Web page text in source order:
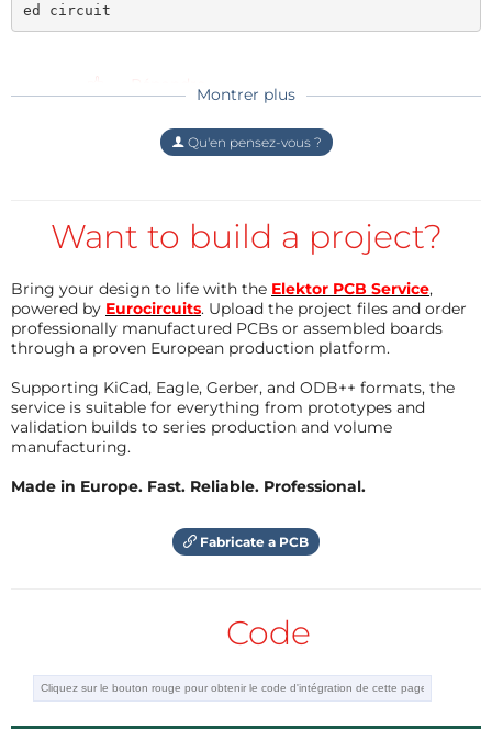
ed circuit
RépondreMontrer plus
Qu'en pensez-vous ?
Want to build a project?
Bring your design to life with the Elektor PCB Service,
powered by Eurocircuits. Upload the project files and order
professionally manufactured PCBs or assembled boards
through a proven European production platform.
Supporting KiCad, Eagle, Gerber, and ODB++ formats, the
service is suitable for everything from prototypes and
validation builds to series production and volume
manufacturing.
Made in Europe. Fast. Reliable. Professional.
Fabricate a PCB
Code